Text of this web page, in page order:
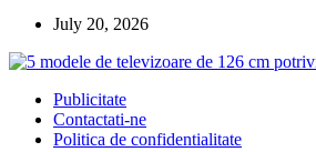
July 20, 2026
Publicitate
Contactati-ne
Politica de confidentialitate